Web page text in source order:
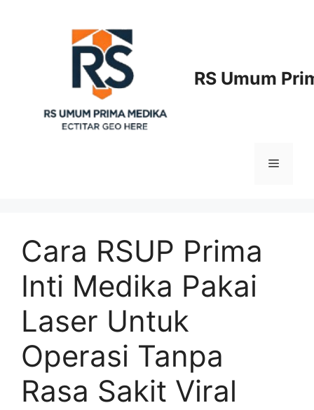
RS Umum
Menu
Cara RSUP Prima
Inti Medika Pakai
Laser Untuk
Operasi Tanpa
Rasa Sakit Viral